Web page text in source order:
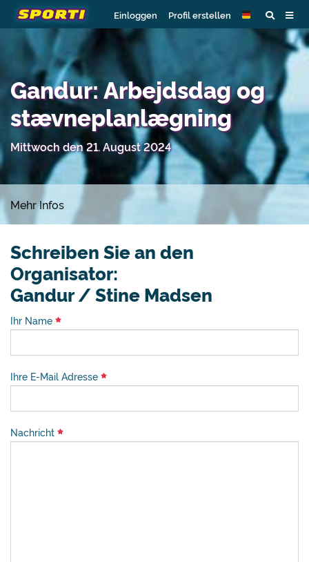
Einloggen Profil erstellen
Gandur: Arbejdsdag og
stævneplanlægning
Mittwoch den 21. August 2024
Mehr Infos
Schreiben Sie an den
Organisator:
Gandur / Stine Madsen
Ihr Name
Ihre E-Mail Adresse
Nachricht